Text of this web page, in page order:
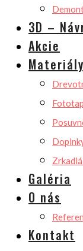
3D –
Akcie
Materiály
Galéria
O nás
Kontakt